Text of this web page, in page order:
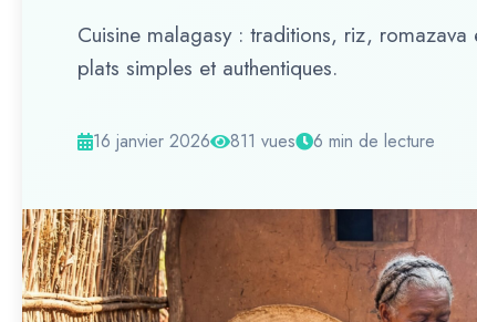
Cuisine malagasy : traditions, riz, romazava
plats simples et authentiques.
16 janvier 2026 811 vues 6 min de lecture